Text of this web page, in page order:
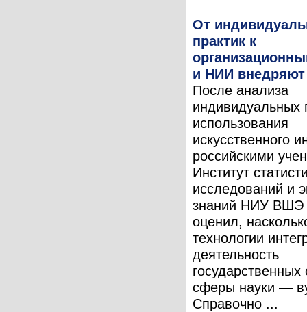
От
практик к
и НИИ
После анализа
индивидуальных
использования
искусственного
российскими
Институт
исследований и
знаний НИУ ВШЭ
оценил,
технологии
деятельность
государственных
сферы науки —
Справочно ...